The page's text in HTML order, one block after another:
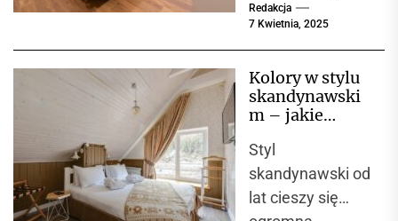
rozwiązań, które
połączą
wygląd,
funkcjonalność i
Do
najważniejszych
elementów
Redakcja
7 Kwietnia, 2025
Kolory w stylu
skandynawski
m – jakie
dominują i jak
je łączyć?
Styl
skandynawski od
lat cieszy się